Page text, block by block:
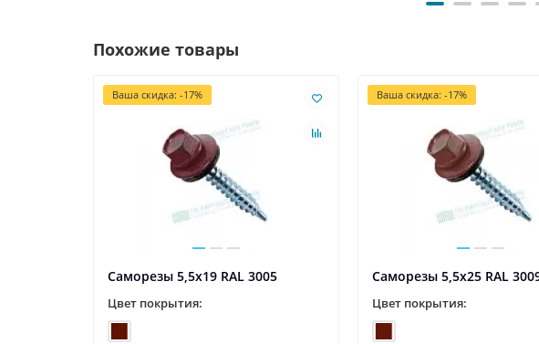
Похожие товары
Ваша скидка: -17%
Саморезы 5,5х19 RAL 3005
Цвет покрытия:
Ваша скидка: -17%
Саморезы 5,5х25 RAL
Цвет покрытия: